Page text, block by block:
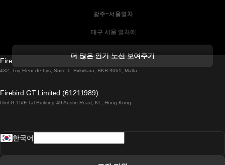
광주~서울열차
대구 서울 열차에
더블린에서 골웨이 열차
로마에서 나폴리 열차
더 많은 인기 노선 보여주기
Firebird GT Limited (OC 1451)
432, Triq Fleur de Lys, Suite 1, Birkirkara, BKR 9061, Malta
Firebird GT Limited (61211989)
Unit G 15/F Tal Building 49 Austin Road, KL, Hong Kong
한국어